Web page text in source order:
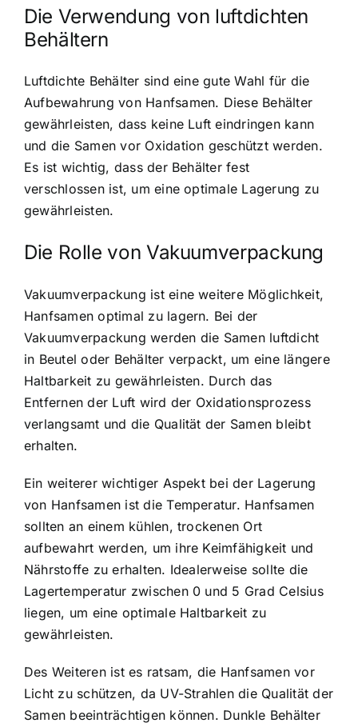
Die Verwendung von luftdichten
Behältern
Luftdichte Behälter sind eine gute Wahl für die
Aufbewahrung von Hanfsamen. Diese Behälter
gewährleisten, dass keine Luft eindringen kann
und die Samen vor Oxidation geschützt werden.
Es ist wichtig, dass der Behälter fest
verschlossen ist, um eine optimale Lagerung zu
gewährleisten.
Die Rolle von Vakuumverpackung
Vakuumverpackung ist eine weitere Möglichkeit,
Hanfsamen optimal zu lagern. Bei der
Vakuumverpackung werden die Samen luftdicht
in Beutel oder Behälter verpackt, um eine längere
Haltbarkeit zu gewährleisten. Durch das
Entfernen der Luft wird der Oxidationsprozess
verlangsamt und die Qualität der Samen bleibt
erhalten.
Ein weiterer wichtiger Aspekt bei der Lagerung
von Hanfsamen ist die Temperatur. Hanfsamen
sollten an einem kühlen, trockenen Ort
aufbewahrt werden, um ihre Keimfähigkeit und
Nährstoffe zu erhalten. Idealerweise sollte die
Lagertemperatur zwischen 0 und 5 Grad Celsius
liegen, um eine optimale Haltbarkeit zu
gewährleisten.
Des Weiteren ist es ratsam, die Hanfsamen vor
Licht zu schützen, da UV-Strahlen die Qualität der
Samen beeinträchtigen können. Dunkle Behälter